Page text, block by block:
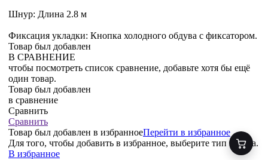
Шнур: Длина 2.8 м
Фиксация укладки: Кнопка холодного обдува с фиксатором.
Товар был добавлен
В СРАВНЕНИЕ
чтобы посмотреть список сравнение, добавьте хотя бы ещё
один товар.
Товар был добавлен
в сравнение
Сравнить
Сравнить
Товар был добавлен в избранноеПерейти в избранное
Для того, чтобы добавить в избранное, выберите тип товара.
В избранное